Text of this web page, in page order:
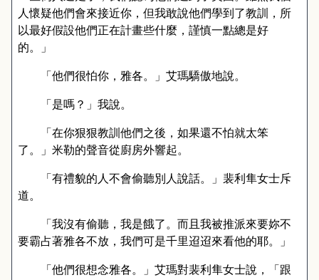
人懷疑他們會來接近你，但我敢說他們學到了教訓，所
以最好假設他們正在計畫些什麼，謹慎一點總是好
的。」
「他們很怕你，雅各。」艾瑪驕傲地說。
「是嗎？」我說。
「在你狠狠教訓他們之後，如果還不怕就太笨
了。」米勒的聲音從廚房外響起。
「有禮貌的人不會偷聽別人說話。」裴利隼女士斥
道。
「我沒有偷聽，我是餓了。而且我被推派來要妳不
要霸占著雅各不放，我們可是千里迢迢來看他的耶。」
「他們很想念雅各。」艾瑪對裴利隼女士說，「跟